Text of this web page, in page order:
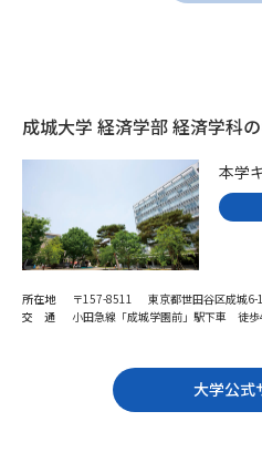
大学で学びたい学問発見
学問のミニ講義「夢ナビ講義」
ユーザー
成城大学 経済学部 経済学科
本学
所在地
〒157-8511 東京都世田谷区成城6-
交 通
小田急線「成城学園前」駅下車 徒
大学公式